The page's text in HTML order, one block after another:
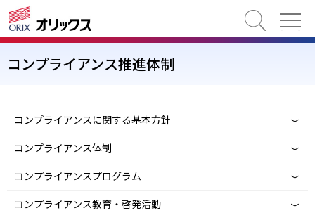
検索
コンプライアンス推進体制
コンプライアンスに関する基本方針
コンプライアンス体制
コンプライアンスプログラム
コンプライアンス教育・啓発活動